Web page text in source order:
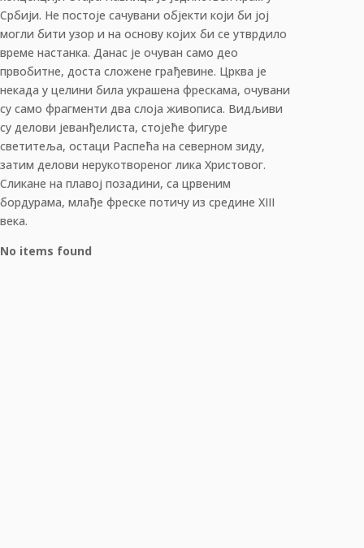
Србији. Не постоје сачувани објекти који би јој
могли бити узор и на основу којих би се утврдило
време настанка. Данас је очуван само део
првобитне, доста сложене грађевине. Црква је
некада у целини била украшена фрескама, очувани
су само фрагменти два слоја живописа. Видљиви
су делови јеванђелиста, стојеће фигуре
светитеља, остаци Распећа на северном зиду,
затим делови нерукотвореног лика Христовог.
Сликане на плавој позадини, са црвеним
бордурама, млађе фреске потичу из средине XIII
века.
No items found